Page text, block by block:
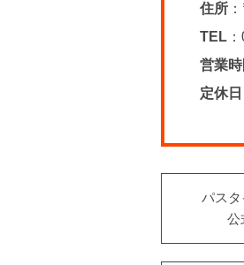
住所
TEL
営業時
定休日
パスタ
公